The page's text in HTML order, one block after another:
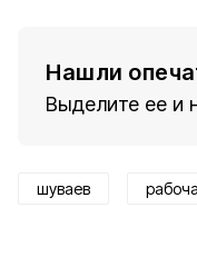
Нашли
Выделите ее и
шуваев